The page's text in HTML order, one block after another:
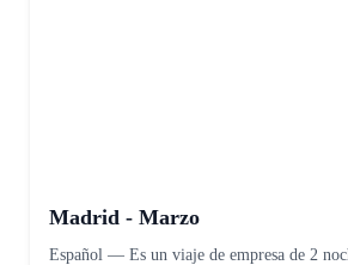
Madrid - Marzo
Español — Es un viaje de empresa de 2